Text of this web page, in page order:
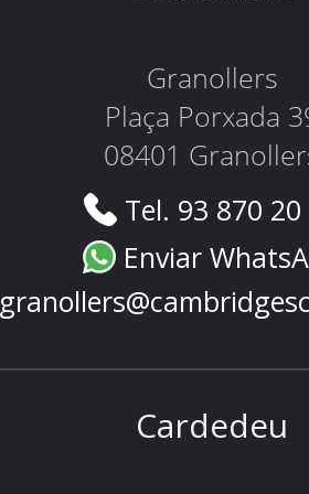
Granollers
Plaça Porxada
08401
Tel. 93 870
Enviar
Cardedeu